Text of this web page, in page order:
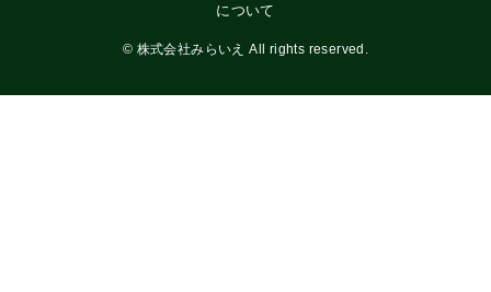
について
© 株式会社みらいえ All rights reserved.